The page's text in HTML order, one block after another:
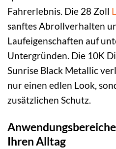
Fahrerlebnis. Die 28 Zoll
sanftes Abrollverhalten
Laufeigenschaften auf
Untergründen. Die 10K
Sunrise Black Metallic
nur einen edlen Look,
zusätzlichen Schutz.
Ihren Alltag